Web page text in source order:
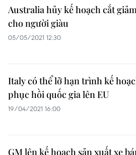
Australia hủy kế hoạch cắt
cho người giàu
05/05/2021 12:30
Italy có thể lỡ hạn trình kế
phục hồi quốc gia lên EU
19/04/2021 16:00
GM lên kế hoạch sản xuất xe